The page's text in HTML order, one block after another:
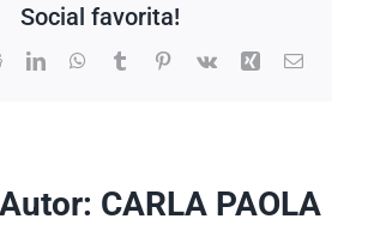
Social favorita!
RedditLinkedInWhatsApp
TumblrPinterest
Vk Xing Correo
CARLA PAOLA